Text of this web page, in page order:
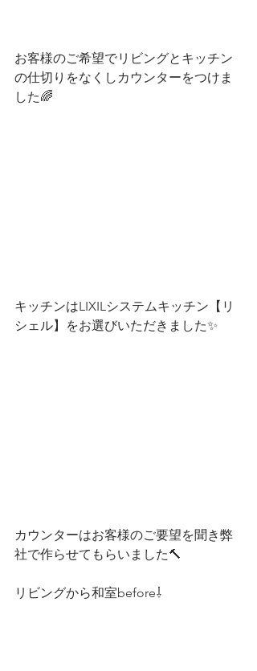
お客様のご希望でリビングとキッチン
の仕切りをなくしカウンターをつけま
した🌈
キッチンはLIXILシステムキッチン【リ
シェル】をお選びいただきました✨
カウンターはお客様のご要望を聞き弊
社で作らせてもらいました🔨
リビングから和室before⇩